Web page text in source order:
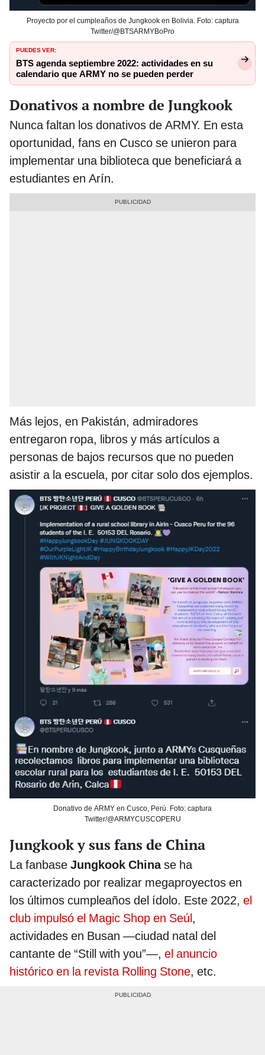
Proyecto por el cumpleaños de Jungkook en Bolivia. Foto: captura
Twitter/@BTSARMYBoPro
PUEDES VER:
BTS agenda septiembre 2022: actividades en su
calendario que ARMY no se pueden perder
Donativos a nombre de Jungkook
Nunca faltan los donativos de ARMY. En esta
oportunidad, fans en Cusco se unieron para
implementar una biblioteca que beneficiará a
estudiantes en Arín.
Más lejos, en Pakistán, admiradores
entregaron ropa, libros y más artículos a
personas de bajos recursos que no pueden
asistir a la escuela, por citar solo dos ejemplos.
Donativo de ARMY en Cusco, Perú. Foto: captura
Twitter/@ARMYCUSCOPERU
Jungkook y sus fans de China
La fanbase Jungkook Chinase ha
caracterizado por realizar megaproyectos en
los últimos cumpleaños del ídolo. Este 2022, el
club impulsó el Magic Shop en Seúl,
actividades en Busan —ciudad natal del
cantante de “Still with you”—, el anuncio
histórico en la revista Rolling Stone, etc.